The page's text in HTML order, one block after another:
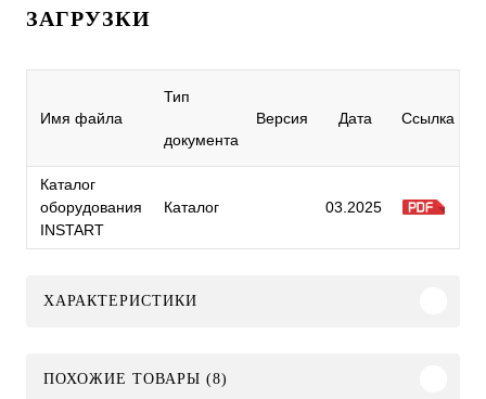
ЗАГРУЗКИ
Имя файла
Тип
документа
Версия Дата Ссылка
Каталог
оборудования
INSTART
Каталог 03.2025
ХАРАКТЕРИСТИКИ
ПОХОЖИЕ ТОВАРЫ (8)